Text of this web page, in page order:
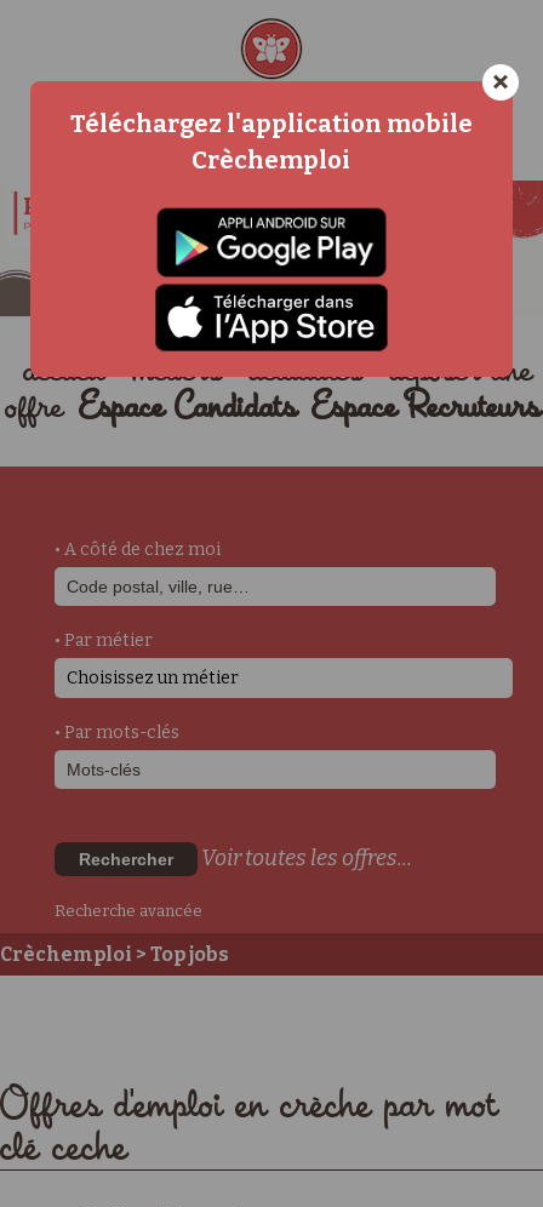
accueil métiers actualités
déposer une
offre Espace Candidats Espace Recruteurs
• A côté de chez moi
• Par métier
Choisissez un métier
• Par mots-clés
Rechercher Voir toutes les offres...
Recherche avancée
Crèchemploi > Top jobs
Offres d'emploi en crèche par mot
clé ceche
×
Téléchargez l'application mobile
Crèchemploi